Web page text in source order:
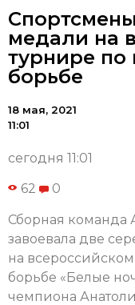
медали на
турнире по
борьбе
18 мая, 2021
11:01
сегодня 11:01
62 0
Сборная команда
завоевала две
на
борьбе «Белые
чемпиона